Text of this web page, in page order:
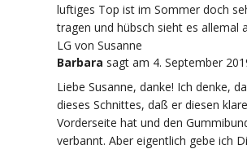
luftiges Top ist im Sommer doch
tragen und hübsch sieht es allemal
LG von Susanne
Barbara sagt am 4. September
Liebe Susanne, danke! Ich denke,
dieses Schnittes, daß er diesen
Vorderseite hat und den
verbannt. Aber eigentlich gebe ich